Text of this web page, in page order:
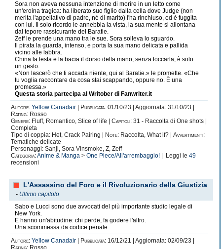
Sora non aveva nessuna intenzione di morire in un letto come
un'eroina tragica: ha liberato suo figlio dalla cella dove Judge (non
merita l'appellativo di padre, né di marito) l'ha rinchiuso, ed è fuggita
con lui. Il solo ricordo le annebbia la vista, la sua mente si allontana
dal tepore rassicurante del Baratie.
Zeff le prende una mano tra le sue. Sora solleva lo sguardo.
Il pirata la guarda, intenso, e porta la sua mano delicata e pallida
vicino alle labbra.
China la testa e la bacia il dorso della mano, senza toccarla, è solo
un gesto.
«Non lascerò che ti accada niente, qui al Baratie.» le promette. «Che
tu voglia raccontare da cosa stai scappando, oppure no. È una
promessa.»
Questa storia partecipa al Writober di Fanwriter.it
Autore: Yellow Canadair Pubblicata: 01/10/23 | Aggiornata: 31/10/23 |
Rating: Rosso
Genere: Fluff, Romantico, Slice of life | Capitoli: 31 - Raccolta di One shots |
Completa
Tipo di coppia: Het, Crack Pairing |
Note: Raccolta, What if? | Avvertimenti:
Tematiche delicate
Personaggi: Sanji, Sora Vinsmoke, Z, Zeff
Categoria:Anime & Manga > One Piece/All'arrembaggio! | Leggi le 49
recensioni
L'Assassino del Foro e il Rivoluzionario della Giustizia
- Ultimo capitolo
Sabo e Lucci sono due avvocati del più importante studio legale di
New York.
E hanno un'abitudine: chi perde, fa godere l'altro.
Una scommessa da codice penale.
Autore: Yellow Canadair Pubblicata: 16/12/21 | Aggiornata: 02/09/23 |
Rating: Rosso